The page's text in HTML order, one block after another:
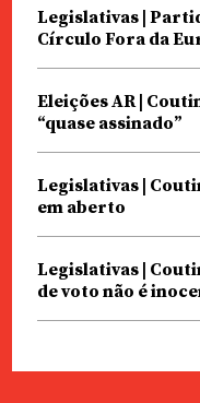
Legislativas |
Círculo Fora da
Eleições AR |
“quase assinado”
Legislativas |
em aberto
Legislativas |
de voto não é